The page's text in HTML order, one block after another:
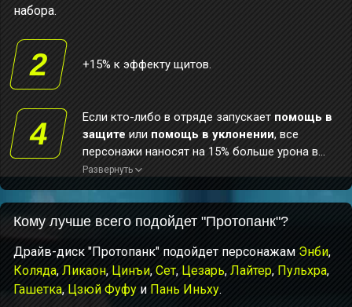
набора.
2 +15% к эффекту щитов.
4 Если кто-либо в отряде запускает помощь в
защите или помощь в уклонении, все
персонажи наносят на 15% больше урона в
течение 10 сек. Одноимённые пассивные
Развернуть
Кому лучше всего подойдет "Протопанк"?
Драйв-диск "Протопанк" подойдет персонажам Энби,
Коляда, Ликаон, Цинъи, Сет, Цезарь, Лайтер, Пульхра,
Гашетка,Цзюй Фуфу и Пань Иньху.